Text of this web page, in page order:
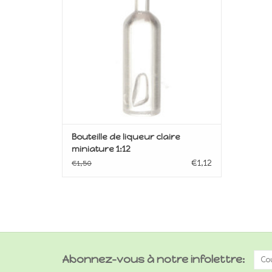
Bouteille de liqueur claire
miniature 1:12
€1,50 €1,12
Abonnez-vous à notre infolettre: